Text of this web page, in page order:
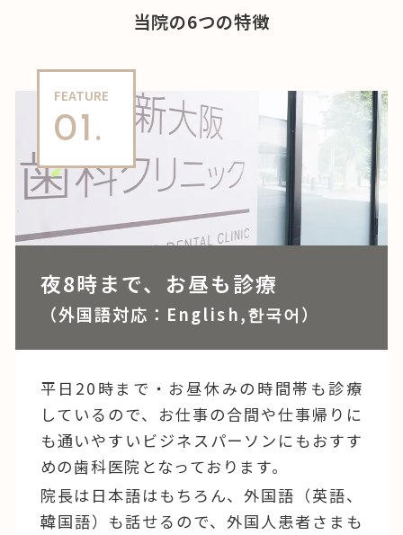
当院の6つの特徴
FEATURE
01.
夜8時まで、お昼も診療
（外国語対応：English,한국어）
平日20時まで・お昼休みの時間帯も診療
しているので、お仕事の合間や仕事帰りに
も通いやすいビジネスパーソンにもおすす
めの歯科医院となっております。
院長は日本語はもちろん、外国語（英語、
韓国語）も話せるので、外国人患者さまも